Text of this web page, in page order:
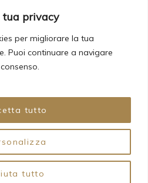
tua privacy
per migliorare la tua
Puoi continuare a navigare
tutto
tutto
Manager: Francesca Romana
Cecere
Artistico Politecnico. All Rights